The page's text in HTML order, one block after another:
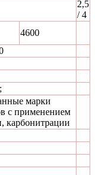
2,5
/ 4
4600
марки
с применением
карбонитрации